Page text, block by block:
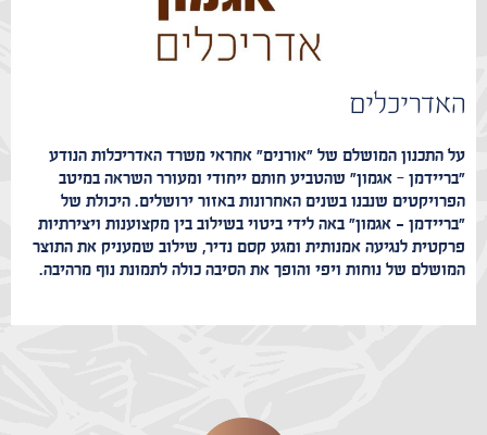
האדריכלים
על התכנון המושלם של "אורנים" אחראי משרד האדריכלות הנודע
"בריידמן – אגמון" שהטביע חותם ייחודי ומעורר השראה במיטב
הפרויקטים שנבנו בשנים האחרונות באזור ירושלים. היכולת של
"בריידמן - אגמון" באה לידי ביטוי בשילוב בין מקצוענות ויצירתיות
פרקטית לנגיעה אמנותית ומגע קסם נדיר, שילוב שמעניק את התוצר
המושלם של נוחות ויפי והופך את הסיבה כולה לתמונת נוף מרהיבה.